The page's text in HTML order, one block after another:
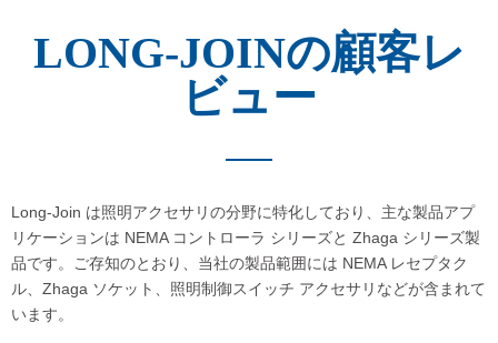
LONG-JOINの顧客レ
ビュー
Long-Join は照明アクセサリの分野に特化しており、主な製品アプ
リケーションは NEMA コントローラ シリーズと Zhaga シリーズ製
品です。ご存知のとおり、当社の製品範囲には NEMA レセプタク
ル、Zhaga ソケット、照明制御スイッチ アクセサリなどが含まれて
います。